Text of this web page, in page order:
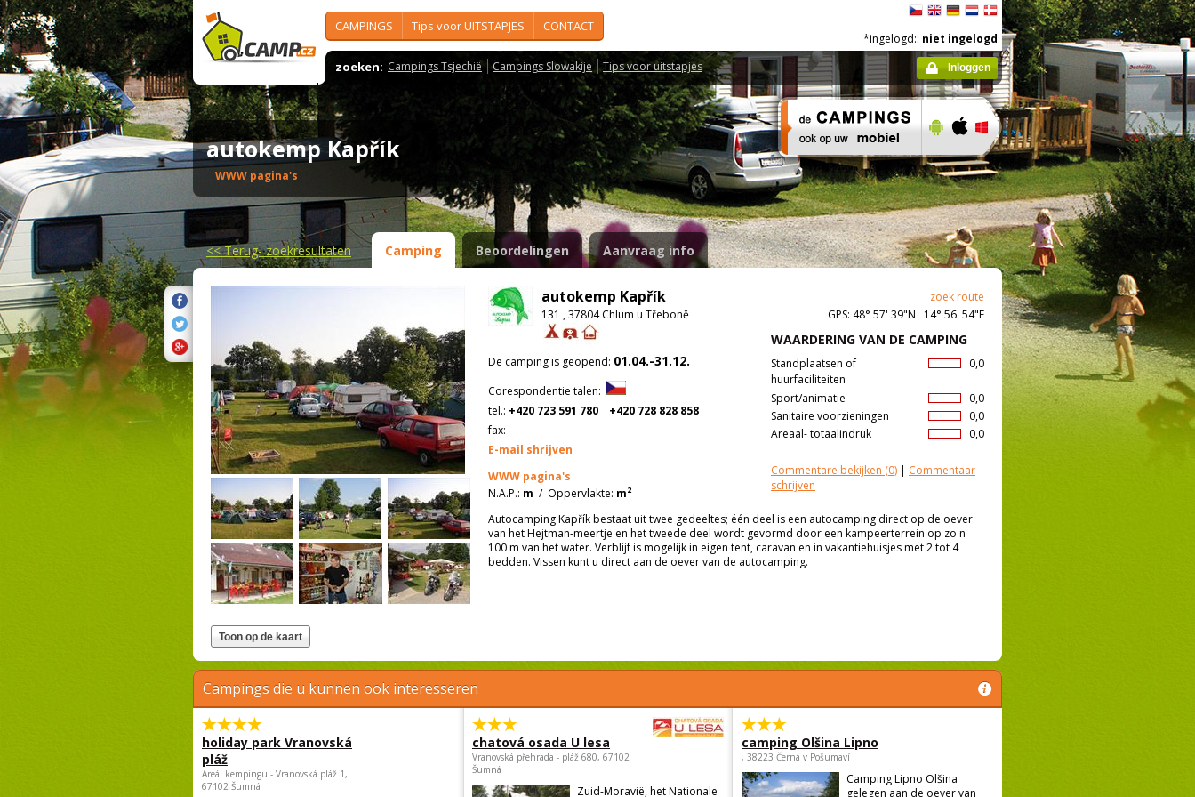
CAMPINGS Tips voor UITSTAPJES CONTACT
zoeken: Campings Tsjechië Campings Slowakije Tips voor uitstapjes
*ingelogd:: niet ingelogd
Inloggen
autokemp Kapřík
WWW pagina's
<<Terug- zoekresultaten Camping Beoordelingen Aanvraag info
autokemp Kapřík
zoek route
131 , 37804 Chlum u Třeboně
GPS: 48° 57' 39"N 14° 56' 54"E
WAARDERING VAN DE CAMPING
0,0
Standplaatsen of
huurfaciliteiten
0,0
Sport/animatie
0,0
Sanitaire voorzieningen
0,0
Areaal- totaalindruk
Commentare bekijken (0) | Commentaar
schrijven
De camping is geopend: 01.04.-31.12.
Corespondentie talen:
tel.: +420 723 591 780
+420 728 828 858
fax:
E-mail shrijven
WWW pagina's
N.A.P.: m / Oppervlakte: m2
Autocamping Kapřík bestaat uit twee gedeeltes; één deel is een autocamping direct op de oever
van het Hejtman-meertje en het tweede deel wordt gevormd door een kampeerterrein op zo'n
100 m van het water. Verblijf is mogelijk in eigen tent, caravan en in vakantiehuisjes met 2 tot 4
bedden. Vissen kunt u direct aan de oever van de autocamping.
Campings die u kunnen ook interesseren
holiday park Vranovská
pláž
Areál kempingu - Vranovská pláž 1,
67102 Šumná
chatová osada U lesa
Vranovská přehrada - pláž 680, 67102
Šumná
Zuid-Moravië, het Nationale
camping Olšina Lipno
, 38223 Černá v Pošumaví
Camping Lipno Olšina
gelegen aan de oever van